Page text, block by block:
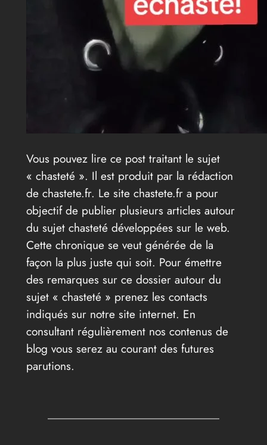
Vous pouvez lire ce post traitant le sujet
« chasteté ». Il est produit par la rédaction
de chastete.fr. Le site chastete.fr a pour
objectif de publier plusieurs articles autour
du sujet chasteté développées sur le web.
Cette chronique se veut générée de la
façon la plus juste qui soit. Pour émettre
des remarques sur ce dossier autour du
sujet « chasteté » prenez les contacts
indiqués sur notre site internet. En
consultant régulièrement nos contenus de
blog vous serez au courant des futures
parutions.